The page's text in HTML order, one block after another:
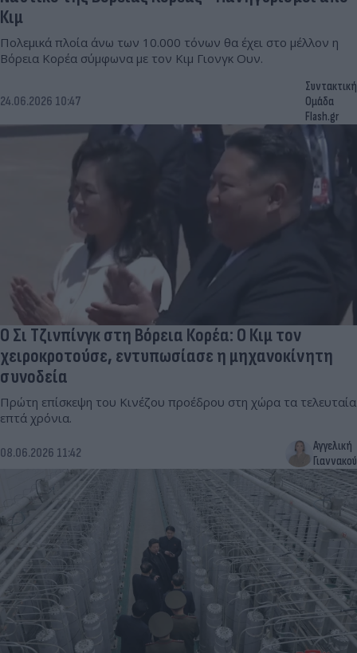
Κιμ
Πολεμικά πλοία άνω των 10.000 τόνων θα έχει στο μέλλον η
Βόρεια Κορέα σύμφωνα με τον Κιμ Γιονγκ Ουν.
24.06.2026 10:47
Συντακτική
Ομάδα
Flash.gr
Ο Σι Τζινπίνγκ στη Βόρεια Κορέα: Ο Κιμ τον
χειροκροτούσε, εντυπωσίασε η μηχανοκίνητη
συνοδεία
Πρώτη επίσκεψη του Κινέζου προέδρου στη χώρα τα τελευταία
επτά χρόνια.
08.06.2026 11:42
Αγγελική
Γιαννακού